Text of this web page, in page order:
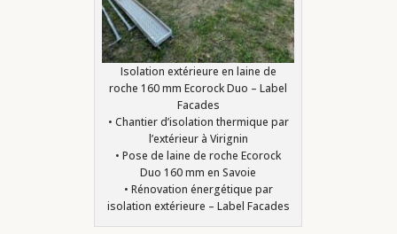
Isolation extérieure en laine de
roche 160 mm Ecorock Duo – Label
Facades
• Chantier d’isolation thermique par
l’extérieur à Virignin
• Pose de laine de roche Ecorock
Duo 160 mm en Savoie
• Rénovation énergétique par
isolation extérieure – Label Facades